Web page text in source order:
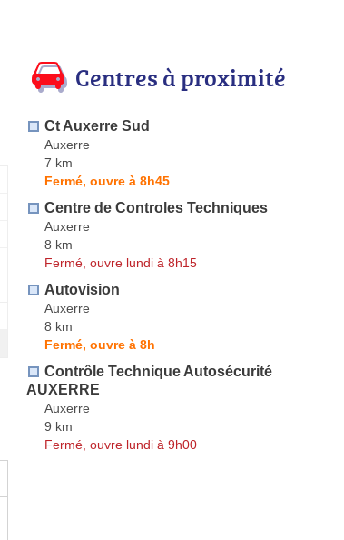
Centres à proximité
Ct Auxerre Sud
Auxerre
7 km
Fermé, ouvre à 8h45
Centre de Controles Techniques
Auxerre
8 km
Fermé, ouvre lundi à 8h15
Autovision
Auxerre
8 km
Fermé, ouvre à 8h
Contrôle Technique Autosécurité
AUXERRE
Auxerre
9 km
Fermé, ouvre lundi à 9h00